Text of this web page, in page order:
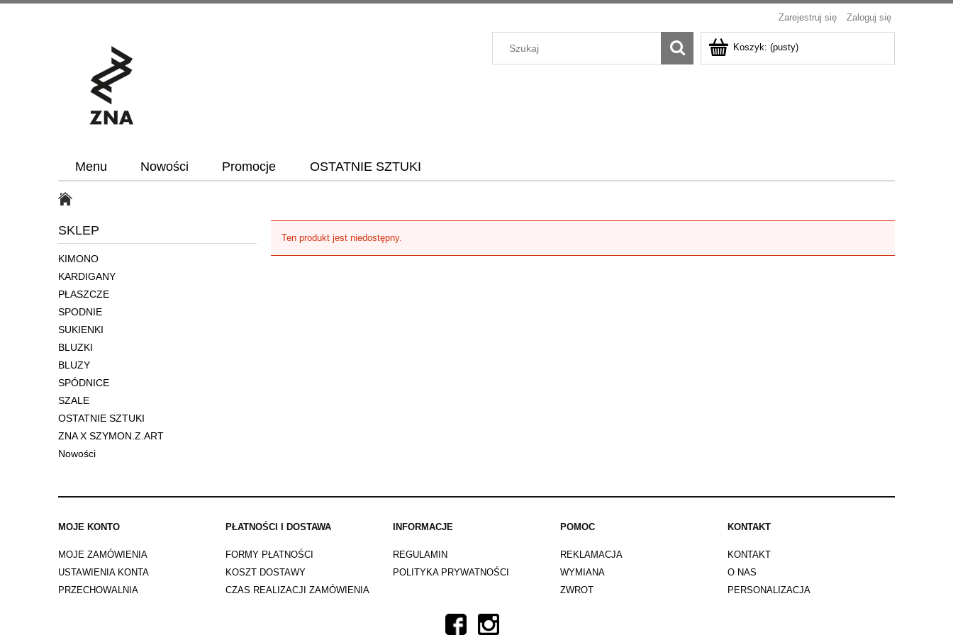
Zarejestruj się Zaloguj się
Koszyk: (pusty)
Menu Nowości Promocje OSTATNIE SZTUKI
SKLEP
KIMONO
KARDIGANY
PŁASZCZE
SPODNIE
SUKIENKI
BLUZKI
BLUZY
SPÓDNICE
SZALE
OSTATNIE SZTUKI
ZNA X SZYMON.Z.ART
Nowości
Ten produkt jest niedostępny.
MOJE KONTO
MOJE ZAMÓWIENIA
USTAWIENIA KONTA
PRZECHOWALNIA
PŁATNOŚCI I DOSTAWA
FORMY PŁATNOŚCI
KOSZT DOSTAWY
CZAS REALIZACJI ZAMÓWIENIA
INFORMACJE
REGULAMIN
POLITYKA PRYWATNOŚCI
POMOC
REKLAMACJA
WYMIANA
ZWROT
KONTAKT
KONTAKT
O NAS
PERSONALIZACJA